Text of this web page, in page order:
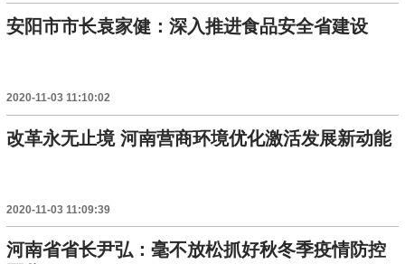
安阳市市长袁家健：深入推进食品安全省建设
2020-11-03 11:10:02
改革永无止境 河南营商环境优化激活发展新动能
2020-11-03 11:09:39
河南省省长尹弘：毫不放松抓好秋冬季疫情防控